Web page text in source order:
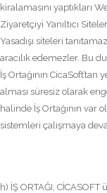
kiralamasını yaptıkları
Ziyaretçiyi Yanıltıcı
Yasadışı siteleri
aracılık edemezler. Bu
İş Ortağının
alması süresiz olarak
halinde İş Ortağının var
sistemleri çalışmaya
h) İŞ ORTAĞI,